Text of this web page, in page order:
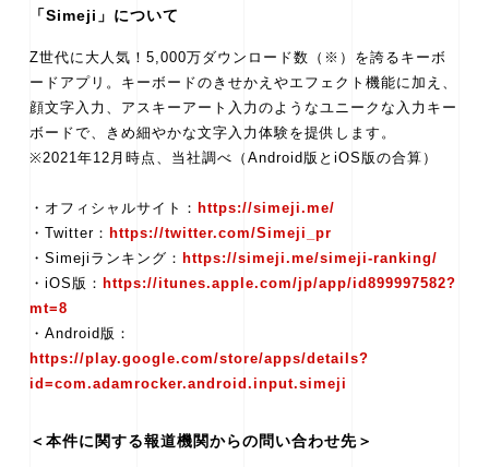
「Simeji」について
Z世代に大人気！5,000万ダウンロード数（※）を誇るキーボ
ードアプリ。キーボードのきせかえやエフェクト機能に加え、
顔文字入力、アスキーアート入力のようなユニークな入力キー
ボードで、きめ細やかな文字入力体験を提供します。
※2021年12月時点、当社調べ（Android版とiOS版の合算）
・オフィシャルサイト： https://simeji.me/
・Twitter： https://twitter.com/Simeji_pr
・Simejiランキング： https://simeji.me/simeji-ranking/
・iOS版： https://itunes.apple.com/jp/app/id899997582?
mt=8
・Android版：
https://play.google.com/store/apps/details?
id=com.adamrocker.android.input.simeji
＜本件に関する報道機関からの問い合わせ先＞